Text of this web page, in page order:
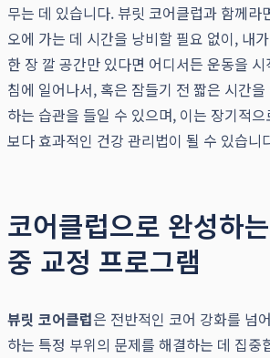
무는 데 있습니다. 뷰릿 코어클럽과 함께라
오에 가는 데 시간을 낭비할 필요 없이, 내
한 장 깔 공간만 있다면 어디서든 운동을
침에 일어나서, 혹은 잠들기 전 짧은 시간
하는 습관을 들일 수 있으며, 이는 장기적
보다 효과적인 건강 관리법이 될 수 있습니
코어클럽으로 완성하
중 교정 프로그램
뷰릿 코어클럽은 전반적인 코어 강화를 넘
하는 특정 부위의 문제를 해결하는 데 집중